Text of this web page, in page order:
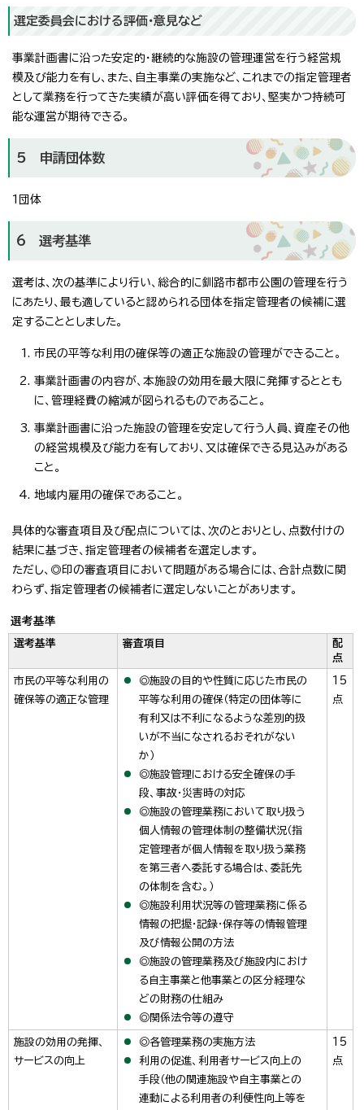
選定委員会における評価・意見など
事業計画書に沿った安定的・継続的な施設の管理運営を行う経営規
模及び能力を有し、また、自主事業の実施など、これまでの指定管理者
として業務を行ってきた実績が高い評価を得ており、堅実かつ持続可
能な運営が期待できる。
5 申請団体数
1団体
6 選考基準
選考は、次の基準により行い、総合的に釧路市都市公園の管理を行う
にあたり、最も適していると認められる団体を指定管理者の候補に選
定することとしました。
市民の平等な利用の確保等の適正な施設の管理ができること。
事業計画書の内容が、本施設の効用を最大限に発揮するととも
に、管理経費の縮減が図られるものであること。
事業計画書に沿った施設の管理を安定して行う人員、資産その他
の経営規模及び能力を有しており、又は確保できる見込みがある
こと。
地域内雇用の確保であること。
具体的な審査項目及び配点については、次のとおりとし、点数付けの
結果に基づき、指定管理者の候補者を選定します。
ただし、◎印の審査項目において問題がある場合には、合計点数に関
わらず、指定管理者の候補者に選定しないことがあります。
選考基準
選考基準 審査項目
配
点
市民の平等な利用の
確保等の適正な管理
◎施設の目的や性質に応じた市民の
平等な利用の確保（特定の団体等に
有利又は不利になるような差別的扱
いが不当になされるおそれがない
か）
◎施設管理における安全確保の手
段、事故・災害時の対応
◎施設の管理業務において取り扱う
個人情報の管理体制の整備状況（指
定管理者が個人情報を取り扱う業務
を第三者へ委託する場合は、委託先
の体制を含む。）
◎施設利用状況等の管理業務に係る
情報の把握・記録・保存等の情報管理
及び情報公開の方法
◎施設の管理業務及び施設内におけ
る自主事業と他事業との区分経理な
どの財務の仕組み
◎関係法令等の遵守
15
点
施設の効用の発揮、
サービスの向上
◎各管理業務の実施方法
利用の促進、利用者サービス向上の
手段（他の関連施設や自主事業との
連動による利用者の利便性向上等を
15
点